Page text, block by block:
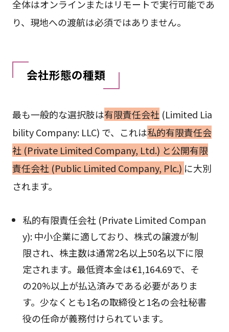
全体はオンラインまたはリモートで実行可能であ
り、現地への渡航は必須ではありません。
会社形態の種類
最も一般的な選択肢は有限責任会社 (Limited Lia
bility Company: LLC) で、これは私的有限責任会
社 (Private Limited Company, Ltd.) と公開有限
責任会社 (Public Limited Company, Plc.) に大別
されます。
私的有限責任会社 (Private Limited Compan
y): 中小企業に適しており、株式の譲渡が制
限され、株主数は通常2名以上50名以下に限
定されます。最低資本金は€1,164.69で、そ
の20%以上が払込済みである必要がありま
す。少なくとも1名の取締役と1名の会社秘書
役の任命が義務付けられています。